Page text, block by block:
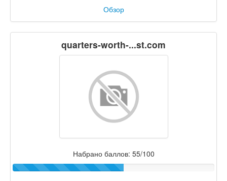
Обзор
quarters-worth-...st.com
Набрано баллов: 55/100